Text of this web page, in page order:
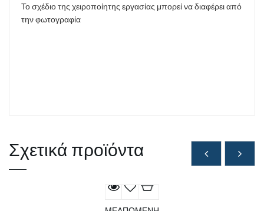
Το σχέδιο της χειροποίητης εργασίας μπορεί να διαφέρει από
την φωτογραφία
Σχετικά προϊόντα